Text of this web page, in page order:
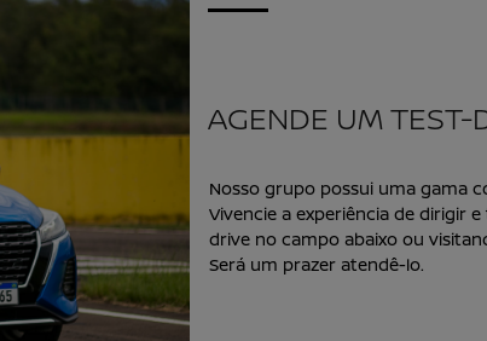
AGENDE UM TEST-
Nosso grupo possui uma gama
Vivencie a experiência de dirigir
drive no campo abaixo ou
Será um prazer atendê-lo.